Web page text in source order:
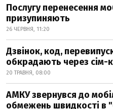
Послугу перенесення
призупиняють
26 ЧЕРВНЯ, 11:20
Дзвінок, код,
обкрадають через сім-
20 ТРАВНЯ, 08:00
АМКУ звернувся до
обмежень швидкості в